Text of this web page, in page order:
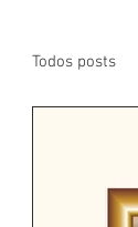
Todos posts